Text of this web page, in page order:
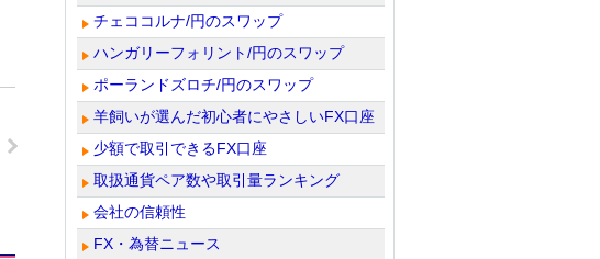
チェココルナ/円のスワップ
ハンガリーフォリント/円のスワップ
ポーランドズロチ/円のスワップ
羊飼いが選んだ初心者にやさしいFX口座
少額で取引できるFX口座
取扱通貨ペア数や取引量ランキング
会社の信頼性
FX・為替ニュース